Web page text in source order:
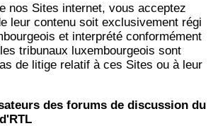
nos Sites internet, vous acceptez
leur contenu soit exclusivement régi
et interprété conformément
tribunaux luxembourgeois sont
de litige relatif à ces Sites ou à leur
des forums de discussion du